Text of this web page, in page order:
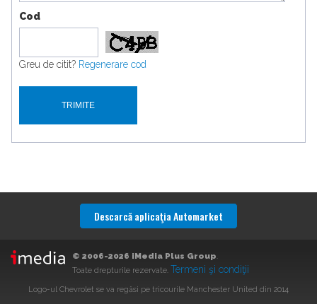
Cod
Greu de citit? Regenerare cod
Descarcă aplicaţia Automarket
© 2006-2026 iMedia Plus Group.
Toate drepturile rezervate. Termeni şi condiţii
Logo-ul Chevrolet se va regăsi pe tricourile Manchester United din 2014